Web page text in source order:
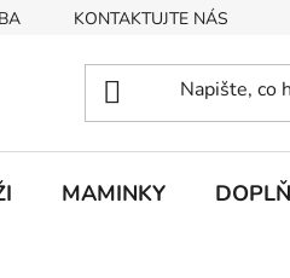
KONTAKTUJTE NÁS
MAMINKY